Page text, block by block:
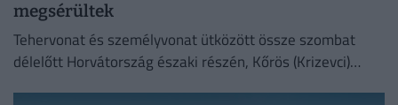
megsérültek
Tehervonat és személyvonat ütközött össze szombat
délelőtt Horvátország északi részén, Kőrös (Krizevci)